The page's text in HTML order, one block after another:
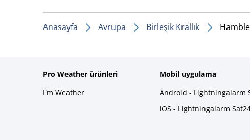
Anasayfa Avrupa Birleşik Krallık
Pro Weather ürünleri
I'm Weather
Mobil uygulama
Android - Lightningalarm
iOS - Lightningalarm